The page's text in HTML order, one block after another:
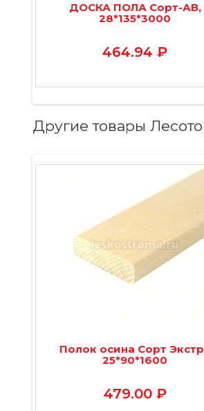
ДОСКА ПОЛА Сорт-АВ,
28*135*3000
464.94 ₽
Другие товары
Полок осина Сорт
25*90*1600
479.00 ₽